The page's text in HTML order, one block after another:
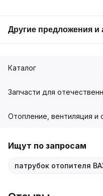
Другие предложения и
Каталог
Запчасти для
Отопление, вентиляция и
Ищут по запросам
патрубок отопителя